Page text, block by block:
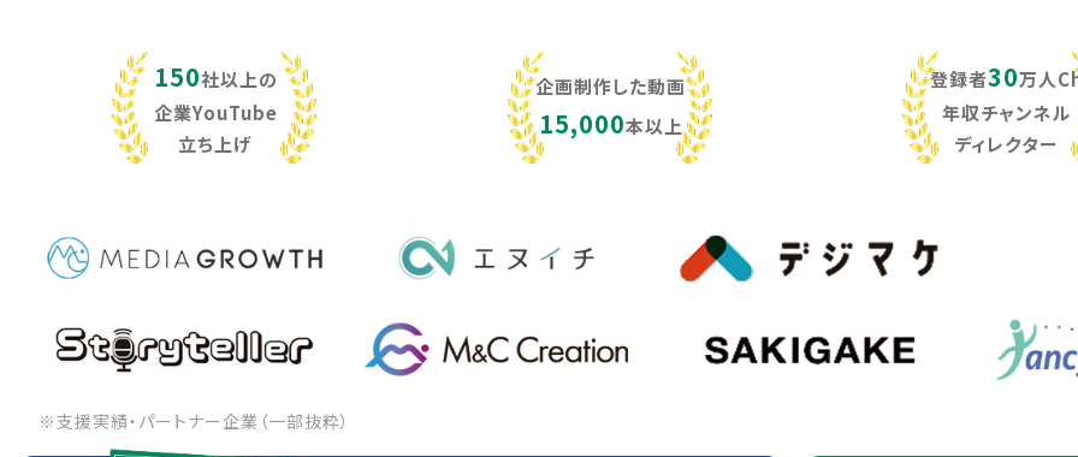
150社以上の
企業YouTube
立ち上げ
企画制作した動画
15,000本以上
登録者30万人
年収チャンネル
ディレクター
※支援実績・パートナー企業（一部抜粋）